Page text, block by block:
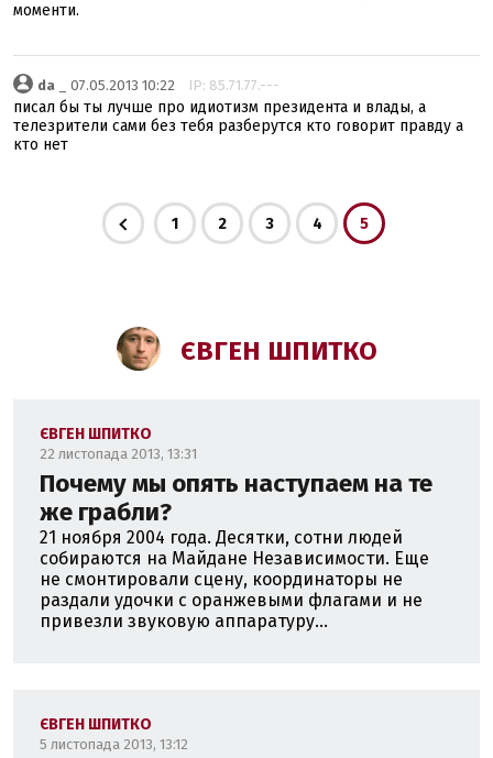
моменти.
da _ 07.05.2013 10:22 IP: 85.71.77.---
писал бы ты лучше про идиотизм президента и влады, а
телезрители сами без тебя разберутся кто говорит правду а
кто нет
1 2 3 4 5
ЄВГЕН ШПИТКО
ЄВГЕН ШПИТКО
22 листопада 2013, 13:31
Почему мы опять наступаем на те
же грабли?
21 ноября 2004 года. Десятки, сотни людей
собираются на Майдане Независимости. Еще
не смонтировали сцену, координаторы не
раздали удочки с оранжевыми флагами и не
привезли звуковую аппаратуру...
ЄВГЕН ШПИТКО
5 листопада 2013, 13:12